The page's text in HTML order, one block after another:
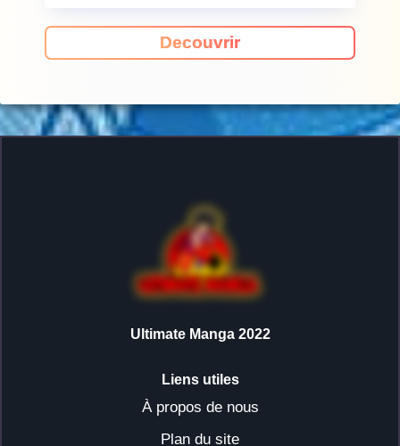
Decouvrir
Ultimate Manga 2022
Liens utiles
À propos de nous
Plan du site